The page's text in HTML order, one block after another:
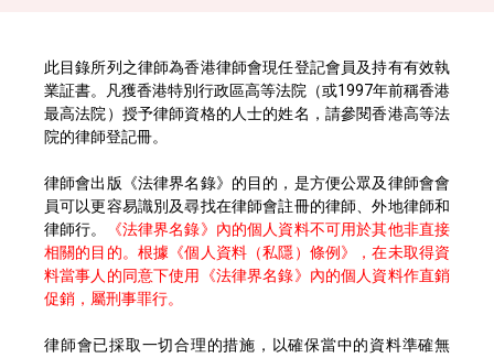
此目錄所列之律師為香港律師會現任登記會員及持有有效執
業証書。凡獲香港特別行政區高等法院（或1997年前稱香港
最高法院）授予律師資格的人士的姓名，請參閱香港高等法
院的律師登記冊。
律師會出版《法律界名錄》的目的，是方便公眾及律師會會
員可以更容易識別及尋找在律師會註冊的律師、外地律師和
律師行。
《法律界名錄》內的個人資料不可用於其他非直接
相關的目的。根據《個人資料（私隱）條例》，在未取得資
料當事人的同意下使用《法律界名錄》內的個人資料作直銷
促銷，屬刑事罪行。
律師會已採取一切合理的措施，以確保當中的資料準確無